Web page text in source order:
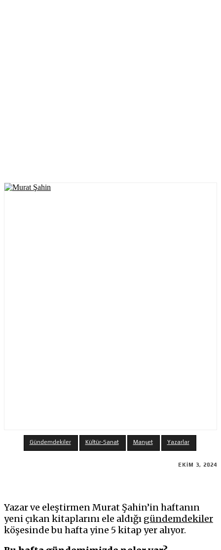
Gündemdekiler Kültür-Sanat Manşet Yazarlar
EKIM 3, 2024
Yazar ve eleştirmen Murat Şahin’in haftanın
yeni çıkan kitaplarını ele aldığı gündemdekiler
köşesinde bu hafta yine 5 kitap yer alıyor.